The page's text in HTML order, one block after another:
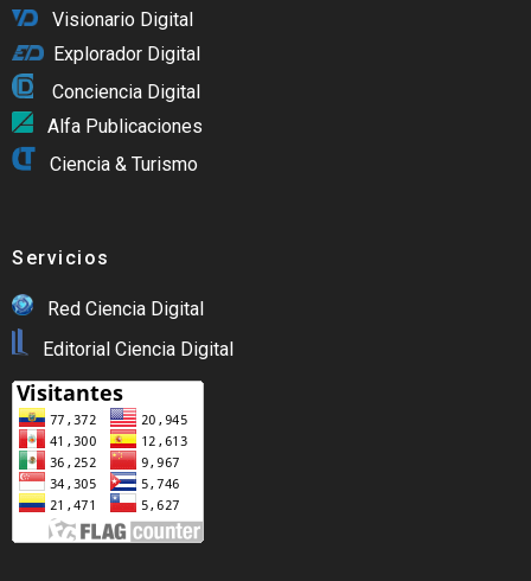
Visionario Digital
Explorador Digital
Conciencia Digital
Alfa Publicaciones
Ciencia & Turismo
Servicios
Red Ciencia Digital
Editorial Ciencia Digital